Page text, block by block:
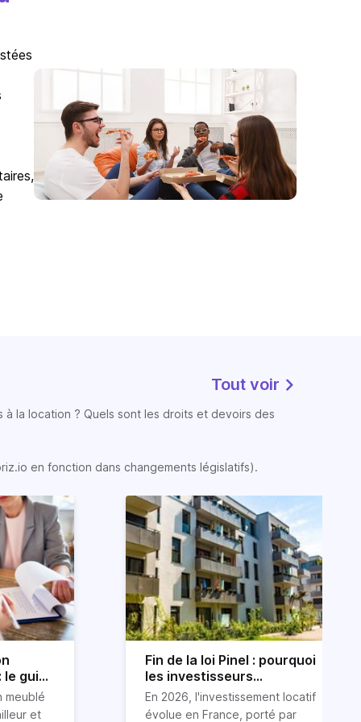
Tout voir
la location ? Quels sont les droits et devoirs des
en fonction dans changements législatifs).
guide
meublé
et
Fin de la loi Pinel : pourquoi
les investisseurs
immobiliers se tournent
vers le LLI en 2026
En 2026, l'investissement locatif
évolue en France, porté par